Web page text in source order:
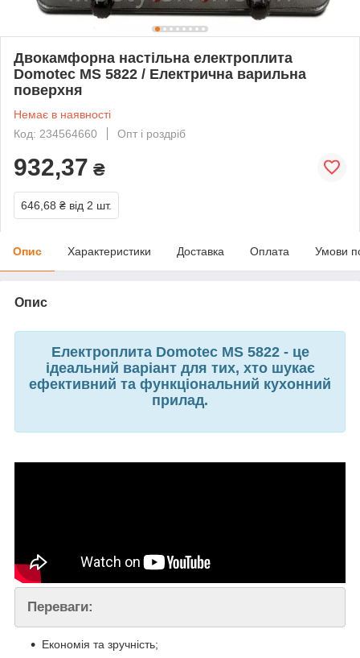
Двокамфорна настільна електроплита
Domotec MS 5822 / Електрична варильна
поверхня
Немає в наявності
Код: 234564660
Опт і роздріб
932,37 ₴
646,68 ₴ від 2 шт.
Опис Характеристики Доставка Оплата Умови
Опис
Електроплита Domotec MS 5822 - це
ідеальний варіант для тих, хто шукає
ефективний та функціональний кухонний
прилад.
Переваги:
Економія та зручність;